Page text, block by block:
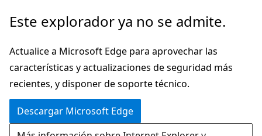
Ir
contenido
principal
Este explorador ya no se admite.
Actualice a Microsoft Edge para aprovechar las
características y actualizaciones de seguridad más
recientes, y disponer de soporte técnico.
Descargar Microsoft Edge